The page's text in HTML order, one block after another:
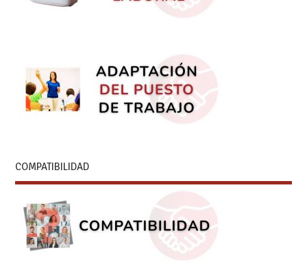
COMPATIBILIDAD